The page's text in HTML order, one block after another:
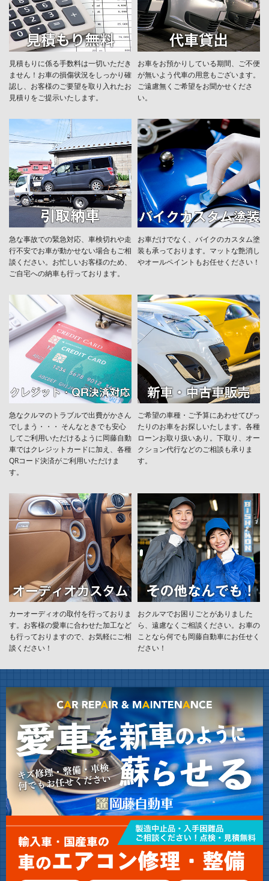
見積もりに係る手数料は一切いただき
ません！お車の損傷状況をしっかり確
認し、お客様のご要望を取り入れたお
見積りをご提示いたします。
お車をお預かりしている期間、ご不便
が無いよう代車の用意もございます。
ご遠慮無くご希望をお聞かせくださ
い。
急な事故での緊急対応、車検切れや走
行不安でお車が動かせない場合もご相
談ください。お忙しいお客様のため、
ご自宅への納車も行っております。
お車だけでなく、バイクのカスタム塗
装も承っております。マットな艶消し
やオールペイントもお任せください！
急なクルマのトラブルで出費がかさん
でしまう・・・ そんなときでも安心
してご利用いただけるように岡藤自動
車ではクレジットカードに加え、各種
QRコード決済がご利用いただけま
す。
ご希望の車種・ご予算にあわせてぴっ
たりのお車をお探しいたします。各種
ローンお取り扱いあり。下取り、オー
クション代行などのご相談も承りま
す。
カーオーディオの取付を行っておりま
す。お客様の愛車に合わせた加工など
も行っておりますので、お気軽にご相
談ください！
おクルマでお困りごとがありました
ら、遠慮なくご相談ください。お車の
ことなら何でも岡藤自動車にお任せく
ださい！